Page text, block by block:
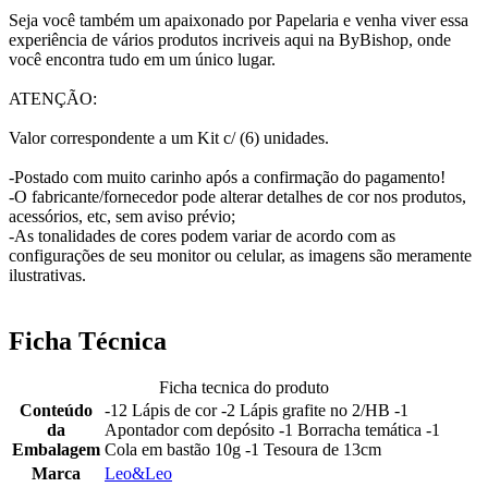
Seja você também um apaixonado por Papelaria e venha viver essa
experiência de vários produtos incriveis aqui na ByBishop, onde
você encontra tudo em um único lugar.
ATENÇÃO:
Valor correspondente a um Kit c/ (6) unidades.
-Postado com muito carinho após a confirmação do pagamento!
-O fabricante/fornecedor pode alterar detalhes de cor nos produtos,
acessórios, etc, sem aviso prévio;
-As tonalidades de cores podem variar de acordo com as
configurações de seu monitor ou celular, as imagens são meramente
ilustrativas.
Ficha Técnica
Ficha tecnica do produto
Conteúdo
da
Embalagem
-12 Lápis de cor -2 Lápis grafite no 2/HB -1
Apontador com depósito -1 Borracha temática -1
Cola em bastão 10g -1 Tesoura de 13cm
Marca
Leo&Leo